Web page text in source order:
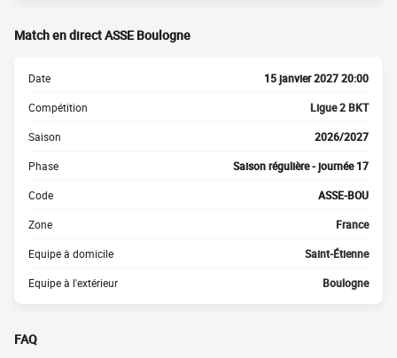
Match en direct ASSE Boulogne
Date 15 janvier 2027 20:00
Compétition Ligue 2 BKT
Saison 2026/2027
Phase Saison régulière - journée 17
Code ASSE-BOU
Zone France
Equipe à domicile Saint-Étienne
Equipe à l'extérieur Boulogne
FAQ